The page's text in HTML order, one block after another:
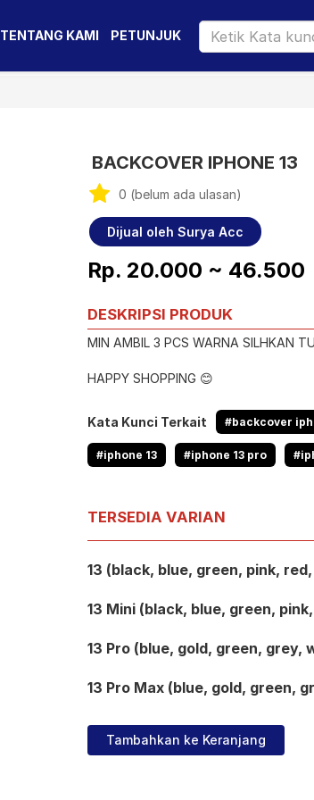
TENTANG KAMI PETUNJUK
BACKCOVER IPHONE 13
0 (belum ada ulasan)
Dijual oleh Surya Acc
Rp. 20.000 ~ 46.500
DESKRIPSI PRODUK
MIN AMBIL 3 PCS WARNA SILHKAN
HAPPY SHOPPING 😊
Kata Kunci Terkait #backcover
#iphone 13 #iphone 13 pro
TERSEDIA VARIAN
13 (black, blue, green, pink,
13 Mini (black, blue, green,
13 Pro (blue, gold, green, grey,
13 Pro Max (blue, gold, green,
Tambahkan ke Keranjang